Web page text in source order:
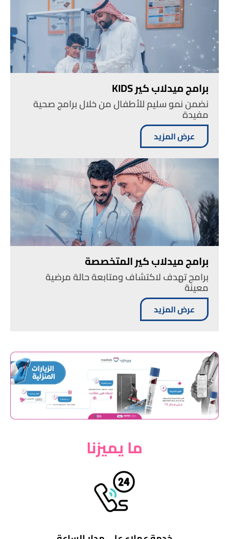
برامج ميدلاب كير KIDS
نضمن نمو سليم للأطفال من خلال برامج صحية
مفيدة
عرض المزيد
برامج ميدلاب كير المتخصصة
برامج تهدف لاكتشاف ومتابعة حالة مرضية
معينة
عرض المزيد
ما يميزنا